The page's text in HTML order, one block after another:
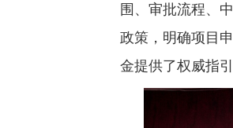
围、审批流程、
政策，明确项目
金提供了权威指引